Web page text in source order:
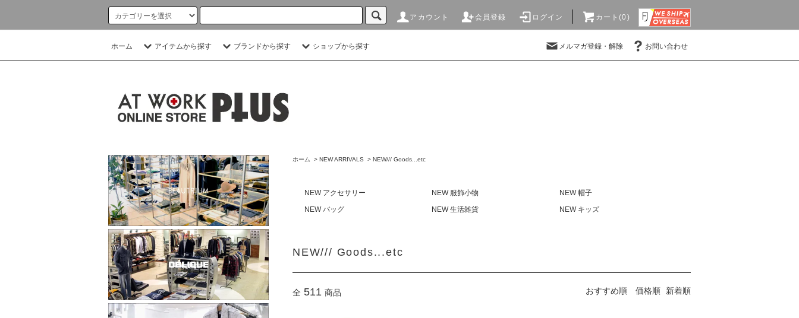
アカウント 会員登録 ログイン カート(0)
ホーム アイテムから探す ブランドから探す ショップから探す メルマガ登録・解除 お問い合わせ
ホーム > NEW ARRIVALS > NEW/// Goods...etc
NEW アクセサリー NEW 服飾小物
NEW 帽子
NEW バッグ
NEW 生活雑貨 NEW キッズ
NEW/// Goods...etc
全 511 商品 おすすめ順 価格順 新着順